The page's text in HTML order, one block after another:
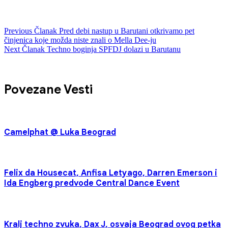
Previous Članak Pred debi nastup u Barutani otkrivamo pet
činjenica koje možda niste znali o Mella Dee-ju
Next Članak Techno boginja SPFDJ dolazi u Barutanu
Povezane Vesti
Camelphat @ Luka Beograd
Felix da Housecat, Anfisa Letyago, Darren Emerson i
Ida Engberg predvode Central Dance Event
Kralj techno zvuka, Dax J, osvaja Beograd ovog petka